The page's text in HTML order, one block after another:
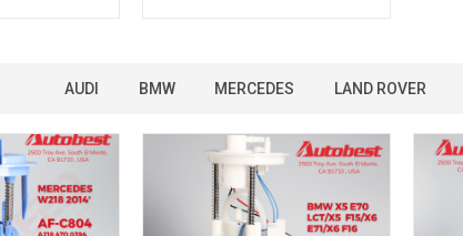
AUDI BMW MERCEDES LAND ROVER